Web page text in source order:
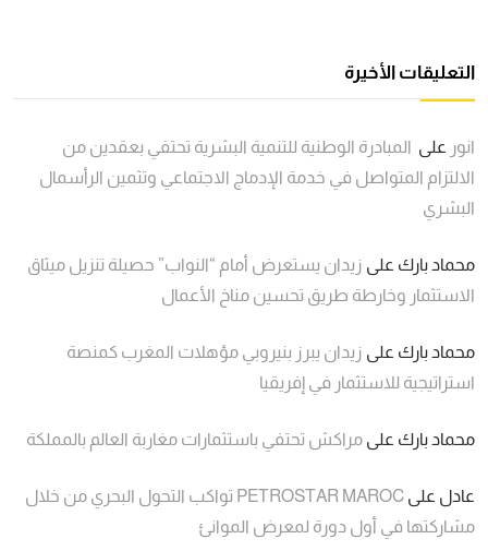
التعليقات الأخيرة
انور على المبادرة الوطنية للتنمية البشرية تحتفي بعقدين من
الالتزام المتواصل في خدمة الإدماج الاجتماعي وتثمين الرأسمال
البشري
محماد بارك على زيدان يستعرض أمام “النواب” حصيلة تنزيل ميثاق
الاستثمار وخارطة طريق تحسين مناخ الأعمال
محماد بارك على زيدان يبرز بنيروبي مؤهلات المغرب كمنصة
استراتيجية للاستثمار في إفريقيا
محماد بارك على مراكش تحتفي باستثمارات مغاربة العالم بالمملكة
عادل على
PETROSTAR MAROC تواكب التحول البحري من خلال
مشاركتها في أول دورة لمعرض الموانئ